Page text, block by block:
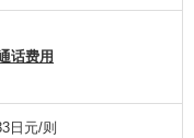
话费用
日元/则